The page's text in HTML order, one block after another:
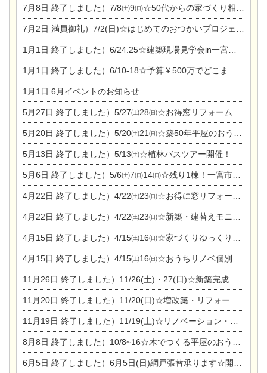
7月8日 終了しました）7/8㈯9㈰☆50代からの家づくり相談会
7月2日 満員御礼）7/2(日)☆はじめてのおつかいプロジェクト
1月1日 終了しました）6/24.25☆建築現場見学会in一宮市木曽川町
1月1日 終了しました）6/10-18☆予算￥500万でどこまでできるの？リフォーム相談会
1月1日 6月イベントのお知らせ
5月27日 終了しました）5/27㈯28㈰☆お得窓リフォーム個別相談会
5月20日 終了しました）5/20㈯21㈰☆築50年平屋のおうちリノベーション完成見学会
5月13日 終了しました）5/13㈯☆植林バスツアー開催！
5月6日 終了しました）5/6㈯7㈰14㈰☆残り1棟！一宮市限定モニター募集相談会(新築・建替え)
4月22日 終了しました）4/22㈯23㈰☆お得に窓リフォーム個別相談会
4月22日 終了しました）4/22㈯23㈰☆新築・建替えモニター募集個別相談会
4月15日 終了しました）4/15㈯16㈰☆家づくりゆっくりじっくり個別相談会
4月15日 終了しました）4/15㈯16㈰☆おうちリノベ個別相談会
11月26日 終了しました）11/26(土)・27(日)☆新築完成見学会 in一宮市あずら
11月20日 終了しました）11/20(日)☆増改築・リフォームまつり＆秋の味覚まつり＆芸術祭
11月19日 終了しました）11/19(土)☆リノベーション・家の修理まつり＆増改築・リフォームまつりin扶桑ゴルフ
8月8日 終了しました）10/8~16☆木でつくる平屋のおうちのつくり方【完全予約制】
6月5日 終了しました）6月5日(日)網戸張替承ります☆開催！